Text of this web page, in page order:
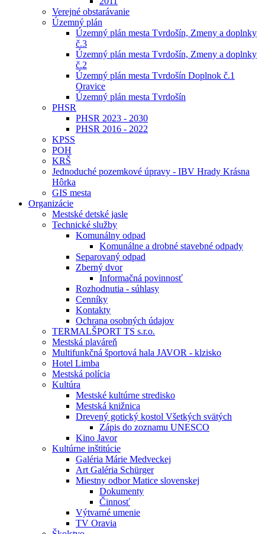
Verejné obstarávanie
Územný plán
Územný plán mesta Tvrdošín, Zmeny a doplnky
č.3
Územný plán mesta Tvrdošín, Zmeny a doplnky
č.2
Územný plán mesta Tvrdošín Doplnok č.1
Oravice
Územný plán mesta Tvrdošín
PHSR
PHSR 2023 - 2030
PHSR 2016 - 2022
KPSS
POH
KRŠ
Jednoduché pozemkové úpravy - IBV Hrady Krásna
Hôrka
GIS mesta
Organizácie
Mestské detské jasle
Technické služby
Komunálny odpad
Komunálne a drobné stavebné odpady
Separovaný odpad
Zberný dvor
Informačná povinnosť
Rozhodnutia - súhlasy
Cenníky
Kontakty
Ochrana osobných údajov
TERMALŠPORT TS s.r.o.
Mestská plaváreň
Multifunkčná športová hala JAVOR - klzisko
Hotel Limba
Mestská polícia
Kultúra
Mestské kultúrne stredisko
Mestská knižnica
Drevený gotický kostol Všetkých svätých
Zápis do zoznamu UNESCO
Kino Javor
Kultúrne inštitúcie
Galéria Márie Medveckej
Art Galéria Schürger
Miestny odbor Matice slovenskej
Dokumenty
Činnosť
Výtvarné umenie
TV Oravia